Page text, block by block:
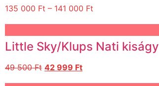
135 000 Ft – 141 000 Ft
Little Sky/Klups Nati kiságy
49 500Ft 42 999 Ft